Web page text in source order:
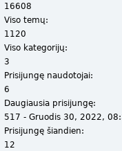
16608
Viso temų:
1120
Viso kategorijų:
3
Prisijungę naudotojai:
6
Daugiausia prisijungę:
517 - Gruodis 30, 2022,
Prisijungę šiandien:
12